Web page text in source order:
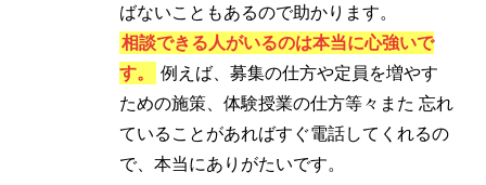
ばないこともあるので助かります。
相談できる人がいるのは本当に心強いで
す。
例えば、募集の仕方や定員を増やす
ための施策、体験授業の仕方等々また 忘れ
ていることがあればすぐ電話してくれるの
で、本当にありがたいです。